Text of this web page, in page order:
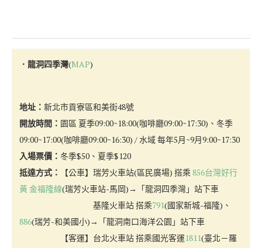
．龍洞四季灣(MAP)
地址： 新北市貢寮區和美街48號
開放時間： 園區 夏季09:00~18:00(咖啡廳09:00~17:30)、冬季
09:00~17:00(咖啡廳09:00~16:30) / 水域 每年5月~9月9:00~17:30
入場票價： 冬季$50、夏季$120
抵達方式：
【公車】瑞芳火車站(區民廣場) 搭乘 856台灣好行
黃 金福隆線(瑞芳火車站-馬岡)→「龍洞四季灣」站下車
基隆火車站 搭乘791(國家新城-福隆)、
886(瑞芳-和美國小)→「龍洞南口海洋公園」站下車
【客運】台北火車站 搭乘國光客運1811(臺北－羅